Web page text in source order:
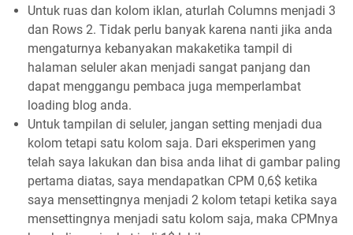
Untuk ruas dan kolom iklan, aturlah Columns menjadi 3
dan Rows 2. Tidak perlu banyak karena nanti jika anda
mengaturnya kebanyakan makaketika tampil di
halaman seluler akan menjadi sangat panjang dan
dapat menggangu pembaca juga memperlambat
loading blog anda.
Untuk tampilan di seluler, jangan setting menjadi dua
kolom tetapi satu kolom saja. Dari eksperimen yang
telah saya lakukan dan bisa anda lihat di gambar paling
pertama diatas, saya mendapatkan CPM 0,6$ ketika
saya mensettingnya menjadi 2 kolom tetapi ketika saya
mensettingnya menjadi satu kolom saja, maka CPMnya